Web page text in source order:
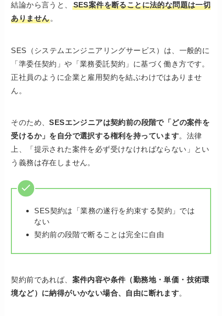
結論から言うと、
SES案件を断ることに法的な問題は一切
ありません 。
SES（システムエンジニアリングサービス）は、一般的に
「準委任契約」や「業務委託契約」に基づく働き方です。
正社員のように企業と雇用契約を結ぶわけではありませ
ん。
そのため、SESエンジニアは契約前の段階で「どの案件を
受けるか」を自分で選択する権利を持っています。法律
上、「提示された案件を必ず受けなければならない」とい
う義務は存在しません。
SES契約は「業務の遂行を約束する契約」では
ない
契約前の段階で断ることは完全に自由
契約前であれば、 案件内容や条件（勤務地・単価・技術環
境など）に納得がいかない場合、自由に断れます。